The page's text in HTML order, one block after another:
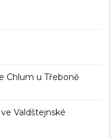
Chlum u Třeboně
Valdštejnské